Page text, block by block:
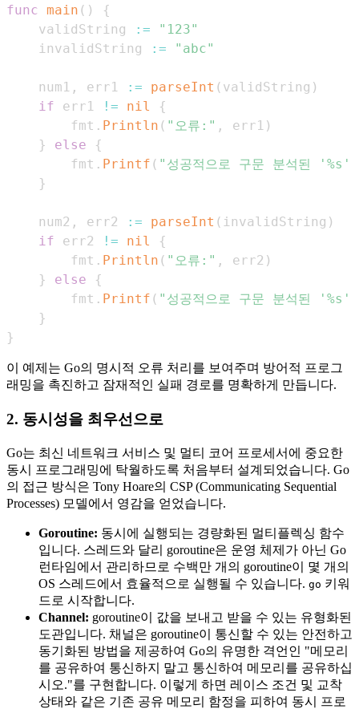
func main ( )
{
	validString
:=
"123"
	invalidString
:= "abc"
	num1
, err1 := parseInt ( validString )
if err1 != nil
{
		fmt
. Println ( "오류:" , err1 )
}
else
{
		fmt
. Printf ( "성공적으로 구문 분석된
}
	num2
, err2 := parseInt ( invalidString )
if err2 != nil
{
		fmt
. Println ( "오류:" , err2 )
}
else
{
		fmt
. Printf ( "성공적으로 구문 분석된
}
}
이 예제는 Go의 명시적 오류 처리를 보여주며 방어적 프로그
래밍을 촉진하고 잠재적인 실패 경로를 명확하게 만듭니다.
2. 동시성을 최우선으로
Go는 최신 네트워크 서비스 및 멀티 코어 프로세서에 중요한
동시 프로그래밍에 탁월하도록 처음부터 설계되었습니다. Go
의 접근 방식은 Tony Hoare의 CSP (Communicating Sequential
Processes) 모델에서 영감을 얻었습니다.
Goroutine: 동시에 실행되는 경량화된 멀티플렉싱 함수
입니다. 스레드와 달리 goroutine은 운영 체제가 아닌 Go
런타임에서 관리하므로 수백만 개의 goroutine이 몇 개의
OS 스레드에서 효율적으로 실행될 수 있습니다. go 키워
드로 시작합니다.
Channel: goroutine이 값을 보내고 받을 수 있는 유형화된
도관입니다. 채널은 goroutine이 통신할 수 있는 안전하고
동기화된 방법을 제공하여 Go의 유명한 격언인 "메모리
를 공유하여 통신하지 말고 통신하여 메모리를 공유하십
시오."를 구현합니다. 이렇게 하면 레이스 조건 및 교착
상태와 같은 기존 공유 메모리 함정을 피하여 동시 프로